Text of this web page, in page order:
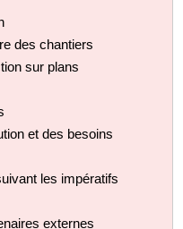
des chantiers
sur plans
et des besoins
les impératifs
externes